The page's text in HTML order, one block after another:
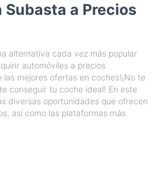
a Precios
alternativa cada vez más popular
automóviles a precios
las mejores ofertas en coches!¡No te
conseguir tu coche ideal! En este
diversas oportunidades que ofrecen
así como las plataformas más